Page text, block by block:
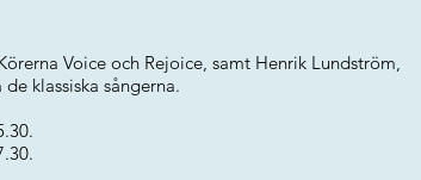
Voice och Rejoice, samt Henrik Lundström,
klassiska sångerna.